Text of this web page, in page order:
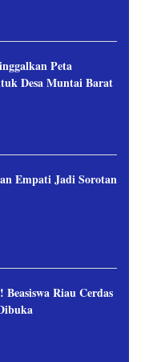
Peta
Desa Muntai Barat
Empati Jadi Sorotan
Riau Cerdas